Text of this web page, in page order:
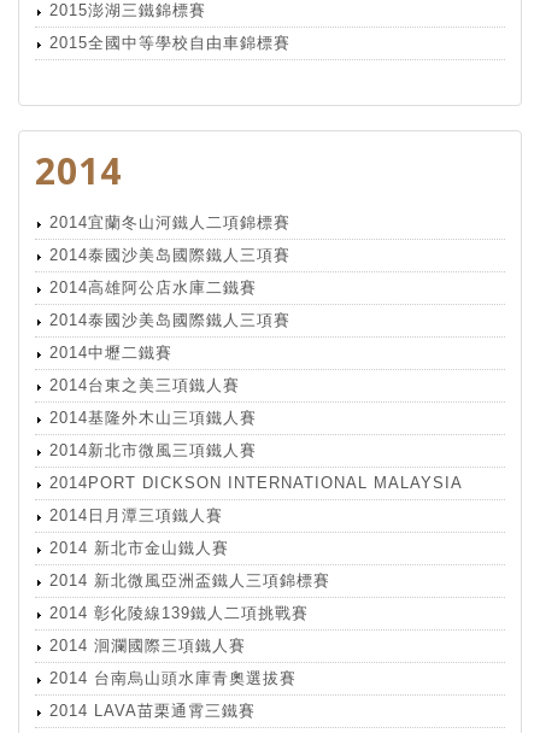
2015澎湖三鐵錦標賽
2015全國中等學校自由車錦標賽
2014
2014宜蘭冬山河鐵人二項錦標賽
2014泰國沙美岛國際鐵人三項賽
2014高雄阿公店水庫二鐵賽
2014泰國沙美岛國際鐵人三項賽
2014中壢二鐵賽
2014台東之美三項鐵人賽
2014基隆外木山三項鐵人賽
2014新北市微風三項鐵人賽
2014PORT DICKSON INTERNATIONAL MALAYSIA
2014日月潭三項鐵人賽
2014 新北市金山鐵人賽
2014 新北微風亞洲盃鐵人三項錦標賽
2014 彰化陵線139鐵人二項挑戰賽
2014 洄瀾國際三項鐵人賽
2014 台南烏山頭水庫青奧選拔賽
2014 LAVA苗栗通霄三鐵賽